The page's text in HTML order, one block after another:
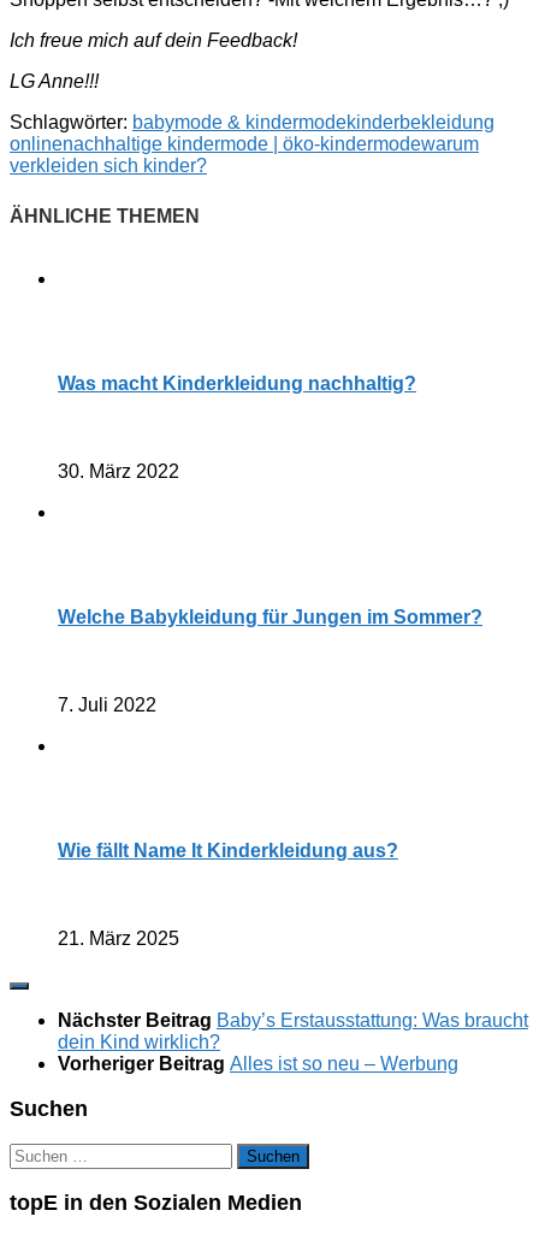
Ich freue mich auf dein Feedback!
LG Anne!!!
Schlagwörter: babymode & kindermodekinderbekleidung
onlinenachhaltige kindermode | öko-kindermodewarum
verkleiden sich kinder?
Was macht Kinderkleidung nachhaltig?
30. März 2022
Welche Babykleidung für Jungen im Sommer?
7. Juli 2022
Wie fällt Name It Kinderkleidung aus?
21. März 2025
Nächster Beitrag Baby’s Erstausstattung: Was braucht
dein Kind wirklich?
Vorheriger Beitrag Alles ist so neu – Werbung
Suchen
Suchen
nach:
topE in den Sozialen Medien